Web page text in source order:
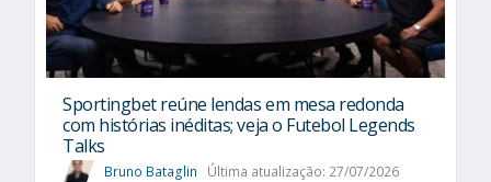
Sportingbet reúne lendas em mesa redonda
com histórias inéditas; veja o Futebol Legends
Talks
Bruno Bataglin Última atualização: 27/07/2026